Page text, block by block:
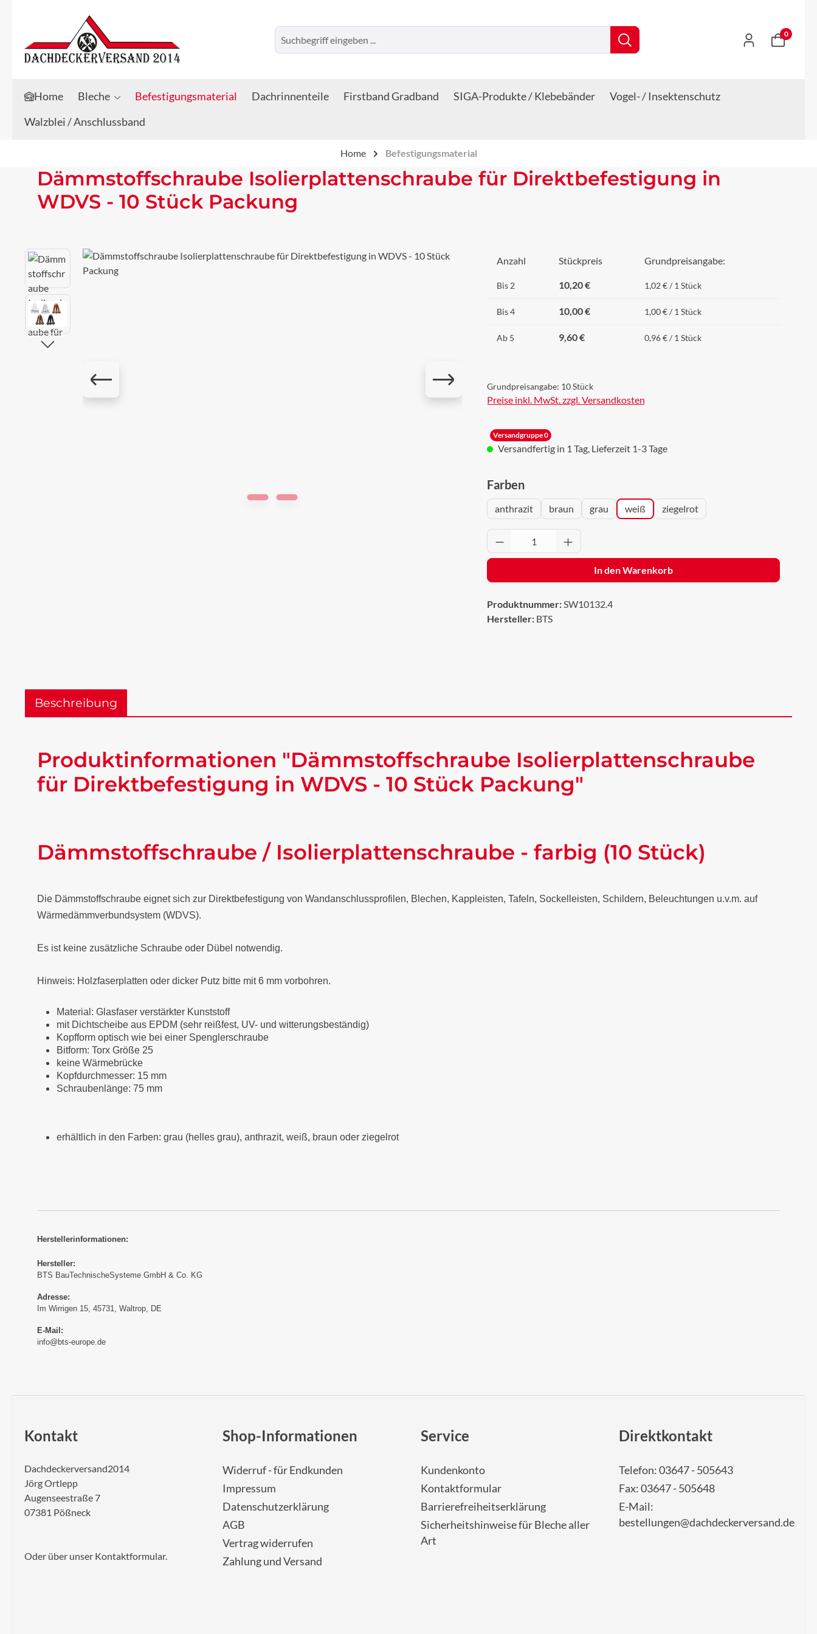
Zum Hauptinhalt springen
Zur Suche springen
0
Home Bleche Befestigungsmaterial Dachrinnenteile Firstband Gradband SIGA-Produkte / Klebebänder
Vogel- / Insektenschutz
Walzblei / Anschlussband
Home Befestigungsmaterial
Dämmstoffschraube Isolierplattenschraube für Direktbefestigung in
WDVS - 10 Stück Packung
Bildergalerie überspringen Anzahl Stückpreis Grundpreisangabe:
Bis 2 10,20 € 1,02 € / 1 Stück
Bis4 10,00 € 1,00 € / 1 Stück
Ab 5 9,60 € 0,96 € / 1 Stück
Grundpreisangabe: 10 Stück
Preise inkl. MwSt. zzgl. Versandkosten
Versandgruppe 0
Versandfertig in 1 Tag, Lieferzeit 1-3 Tage
Farbenauswählen
anthrazit braun grau weiß ziegelrot
Produkt Anzahl: Gib den gewünschten Wert ein
In den Warenkorb
Produktnummer:SW10132.4
Hersteller: BTS
Beschreibung
Produktinformationen "Dämmstoffschraube Isolierplattenschraube
für Direktbefestigung in WDVS - 10 Stück Packung"
Dämmstoffschraube / Isolierplattenschraube - farbig (10 Stück)
Die Dämmstoffschraube eignet sich zur Direktbefestigung von Wandanschlussprofilen, Blechen, Kappleisten, Tafeln, Sockelleisten, Schildern, Beleuchtungen u.v.m. auf
Wärmedämmverbundsystem (WDVS).
Es ist keine zusätzliche Schraube oder Dübel notwendig.
Hinweis: Holzfaserplatten oder dicker Putz bitte mit 6 mm vorbohren.
Material: Glasfaser verstärkter Kunststoff
mit Dichtscheibe aus EPDM (sehr reißfest, UV- und witterungsbeständig)
Kopfform optisch wie bei einer Spenglerschraube
Bitform: Torx Größe 25
keine Wärmebrücke
Kopfdurchmesser: 15 mm
Schraubenlänge: 75 mm
erhältlich in den Farben: grau (helles grau), anthrazit, weiß, braun oder ziegelrot
Herstellerinformationen:
Hersteller:
BTS BauTechnischeSysteme GmbH & Co. KG
Adresse:
Im Wirrigen 15, 45731, Waltrop, DE
E-Mail:
info@bts-europe.de
Kontakt
Dachdeckerversand2014
Jörg Ortlepp
Augenseestraße 7
07381 Pößneck
Oder über unser Kontaktformular.
Shop-Informationen
Widerruf - für Endkunden
Impressum
Datenschutzerklärung
AGB
Vertrag widerrufen
Zahlung und Versand
Service
Kundenkonto
Kontaktformular
Barrierefreiheitserklärung
Sicherheitshinweise für Bleche aller
Art
Direktkontakt
Telefon: 03647 - 505643
Fax: 03647 - 505648
E-Mail:
bestellungen@dachdeckerversand.de